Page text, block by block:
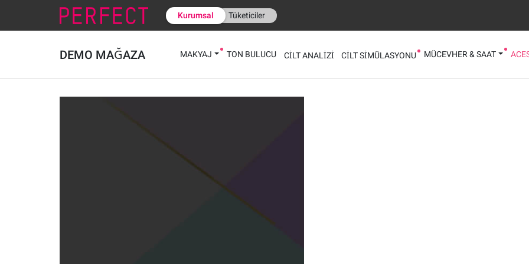
Kurumsal Tüketiciler
DEMO MAĞAZA MAKYAJ TON BULUCU CİLT ANALİZİ CİLT SİMÜLASYONU MÜCEVHER & SAAT